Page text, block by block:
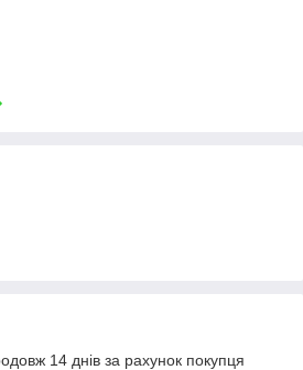
14 днів за рахунок покупця